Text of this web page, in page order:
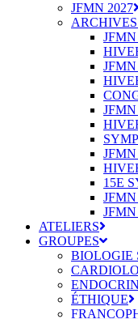
JFMN 2027
15E
JFMN
JFMN
ATELIERS
GROUPES
BIOLOGIE
ÉTHIQUE